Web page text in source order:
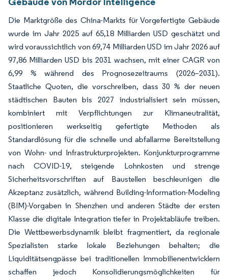
Die Marktgröße des China-Markts für Vorgefertigte Gebäude
wurde im Jahr 2025 auf 65,18 Milliarden USD geschätzt und
wird voraussichtlich von 69,74 Milliarden USD im Jahr 2026 auf
97,86 Milliarden USD bis 2031 wachsen, mit einer CAGR von
6,99 % während des Prognosezeitraums (2026–2031).
Staatliche Quoten, die vorschreiben, dass 30 % der neuen
städtischen Bauten bis 2027 industrialisiert sein müssen,
kombiniert mit Verpflichtungen zur Klimaneutralität,
positionieren werkseitig gefertigte Methoden als
Standardlösung für die schnelle und abfallarme Bereitstellung
von Wohn- und Infrastrukturprojekten. Konjunkturprogramme
nach COVID-19, steigende Lohnkosten und strenge
Sicherheitsvorschriften auf Baustellen beschleunigen die
Akzeptanz zusätzlich, während Building-Information-Modeling
(BIM)-Vorgaben in Shenzhen und anderen Städte der ersten
Klasse die digitale Integration tiefer in Projektabläufe treiben.
Die Wettbewerbsdynamik bleibt fragmentiert, da regionale
Spezialisten starke lokale Beziehungen behalten; die
Liquiditätsengpässe bei traditionellen Immobilienentwicklern
schaffen jedoch Konsolidierungsmöglichkeiten für